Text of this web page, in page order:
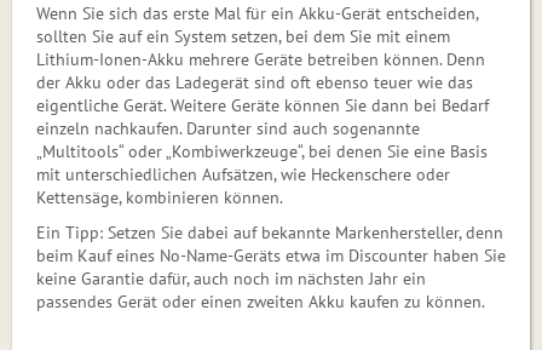
Wenn Sie sich das erste Mal für ein Akku-Gerät entscheiden,
sollten Sie auf ein System setzen, bei dem Sie mit einem
Lithium-Ionen-Akku mehrere Geräte betreiben können. Denn
der Akku oder das Ladegerät sind oft ebenso teuer wie das
eigentliche Gerät. Weitere Geräte können Sie dann bei Bedarf
einzeln nachkaufen. Darunter sind auch sogenannte
„Multitools“ oder „Kombiwerkzeuge“, bei denen Sie eine Basis
mit unterschiedlichen Aufsätzen, wie Heckenschere oder
Kettensäge, kombinieren können.
Ein Tipp: Setzen Sie dabei auf bekannte Markenhersteller, denn
beim Kauf eines No-Name-Geräts etwa im Discounter haben Sie
keine Garantie dafür, auch noch im nächsten Jahr ein
passendes Gerät oder einen zweiten Akku kaufen zu können.